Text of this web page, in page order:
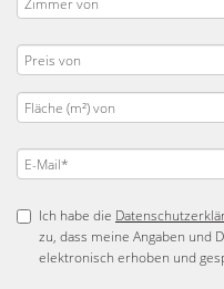
Ich habe die
zu, dass meine Angaben und
elektronisch erhoben und